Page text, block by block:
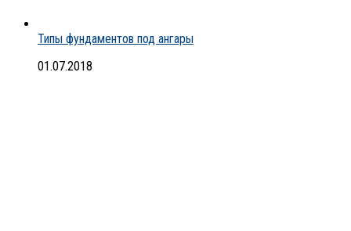
Типы фундаментов под ангары
01.07.2018